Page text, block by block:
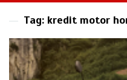
Tag: kredit motor